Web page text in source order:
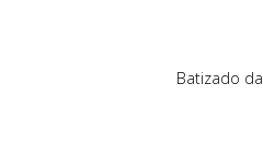
Batizado